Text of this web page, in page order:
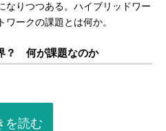
なりつつある。ハイブリッドワー
ークの課題とは何か。
？ 何が課題なのか
を読む